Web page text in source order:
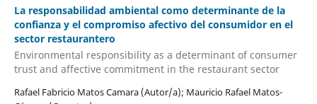
La responsabilidad ambiental como determinante de la
confianza y el compromiso afectivo del consumidor en el
sector restaurantero
Environmental responsibility as a determinant of consumer
trust and affective commitment in the restaurant sector
Rafael Fabricio Matos Camara (Autor/a); Mauricio Rafael Matos-